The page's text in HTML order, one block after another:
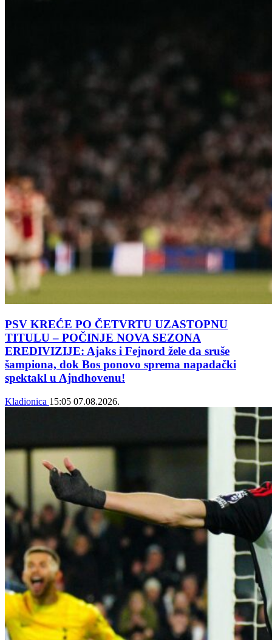
PSV KREĆE PO ČETVRTU UZASTOPNU
TITULU – POČINJE NOVA SEZONA
EREDIVIZIJE: Ajaks i Fejnord žele da sruše
šampiona, dok Bos ponovo sprema napadački
spektakl u Ajndhovenu!
Kladionica 15:05 07.08.2026.